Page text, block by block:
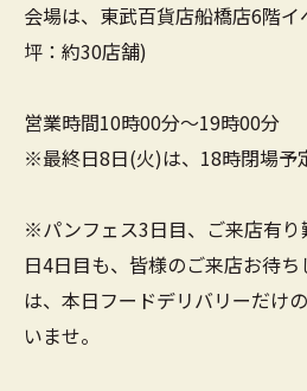
会場は、東武百貨店船橋店6階
坪：約30店舗)
営業時間10時00分～19時00分
※最終日8日(火)は、18時閉場予
※パンフェス3日目、ご来店有り
日4日目も、皆様のご来店お待
は、本日フードデリバリーだけ
いませ。